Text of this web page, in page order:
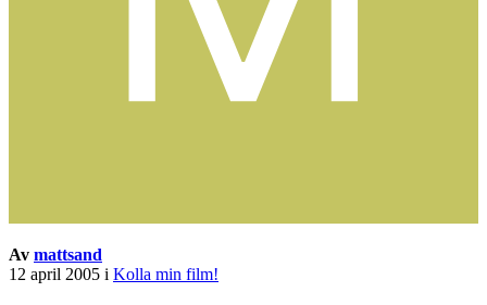
Av mattsand
12 april 2005 i Kolla min film!